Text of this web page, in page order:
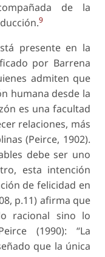
de la
9
presente en la
por Barrena
admiten que
humana desde la
es una facultad
relaciones, más
(Peirce, 1902).
debe ser uno
esta intención
de felicidad en
p.11) afirma que
racional sino lo
(1990): “La
que la única